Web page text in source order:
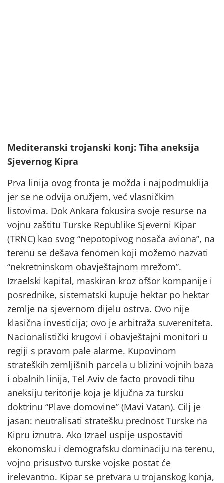
Mediteranski trojanski konj: Tiha aneksija
Sjevernog Kipra
Prva linija ovog fronta je možda i najpodmuklija
jer se ne odvija oružjem, već vlasničkim
listovima. Dok Ankara fokusira svoje resurse na
vojnu zaštitu Turske Republike Sjeverni Kipar
(TRNC) kao svog “nepotopivog nosača aviona”, na
terenu se dešava fenomen koji možemo nazvati
“nekretninskom obavještajnom mrežom”.
Izraelski kapital, maskiran kroz ofšor kompanije i
posrednike, sistematski kupuje hektar po hektar
zemlje na sjevernom dijelu ostrva. Ovo nije
klasična investicija; ovo je arbitraža suvereniteta.
Nacionalistički krugovi i obavještajni monitori u
regiji s pravom pale alarme. Kupovinom
strateških zemljišnih parcela u blizini vojnih baza
i obalnih linija, Tel Aviv de facto provodi tihu
aneksiju teritorije koja je ključna za tursku
doktrinu “Plave domovine” (Mavi Vatan). Cilj je
jasan: neutralisati stratešku prednost Turske na
Kipru iznutra. Ako Izrael uspije uspostaviti
ekonomsku i demografsku dominaciju na terenu,
vojno prisustvo turske vojske postat će
irelevantno. Kipar se pretvara u trojanskog konja,